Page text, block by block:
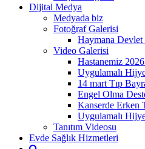
Dijital Medya
Medyada biz
Fotoğraf Galerisi
Haymana Devlet
Video Galerisi
Hastanemiz 2026
Uygulamalı
14 mart Tıp
Engel Olma
Kanserde Erken
Uygulamalı
Tanıtım Videosu
Evde Sağlık Hizmetleri